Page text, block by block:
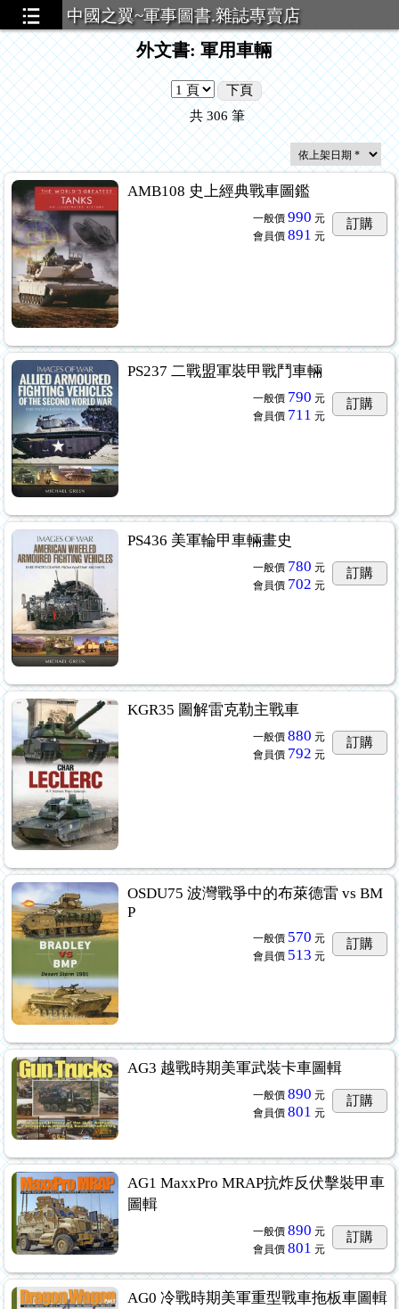
中國之翼~軍事圖書.雜誌專賣店
外文書: 軍用車輛
下頁
共306筆
AMB108 史上經典戰車圖鑑
一般價 990 元
會員價 891 元
訂購
PS237 二戰盟軍裝甲戰鬥車輛
一般價 790 元
會員價 711 元
訂購
PS436 美軍輪甲車輛畫史
一般價 780 元
會員價 702 元
訂購
KGR35 圖解雷克勒主戰車
一般價 880 元
會員價 792 元
訂購
OSDU75 波灣戰爭中的布萊德雷 vs BM
P
一般價 570 元
會員價 513 元
訂購
AG3 越戰時期美軍武裝卡車圖輯
一般價 890 元
會員價 801 元
訂購
AG1 MaxxPro MRAP抗炸反伏擊裝甲車
圖輯
一般價 890 元
會員價 801 元
訂購
AG0 冷戰時期美軍重型戰車拖板車圖輯